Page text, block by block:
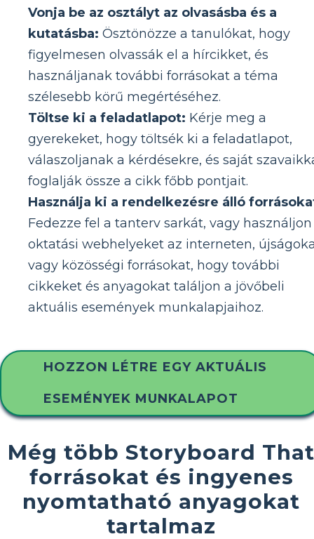
Vonja be az osztályt az olvasásba és a
kutatásba: Ösztönözze a tanulókat, hogy
figyelmesen olvassák el a hírcikket, és
használjanak további forrásokat a téma
szélesebb körű megértéséhez.
Töltse ki a feladatlapot: Kérje meg a
gyerekeket, hogy töltsék ki a feladatlapot,
válaszoljanak a kérdésekre, és saját
foglalják össze a cikk főbb pontjait.
Használja ki a rendelkezésre álló
Fedezze fel a tanterv sarkát, vagy használjon
oktatási webhelyeket az interneten,
vagy közösségi forrásokat, hogy további
cikkeket és anyagokat találjon a jövőbeli
aktuális események munkalapjaihoz.
HOZZON LÉTRE EGY AKTUÁLIS
ESEMÉNYEK MUNKALAPOT
Még több Storyboard That
forrásokat és ingyenes
nyomtatható anyagokat
tartalmaz